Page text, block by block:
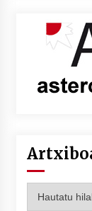
hilez